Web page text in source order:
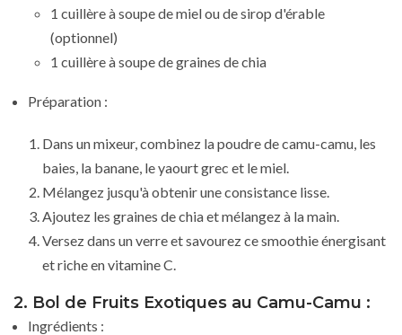
1 cuillère à soupe de miel ou de sirop d'érable
(optionnel)
1 cuillère à soupe de graines de chia
Préparation :
Dans un mixeur, combinez la poudre de camu-camu, les
baies, la banane, le yaourt grec et le miel.
Mélangez jusqu'à obtenir une consistance lisse.
Ajoutez les graines de chia et mélangez à la main.
Versez dans un verre et savourez ce smoothie énergisant
et riche en vitamine C.
2. Bol de Fruits Exotiques au Camu-Camu :
Ingrédients :